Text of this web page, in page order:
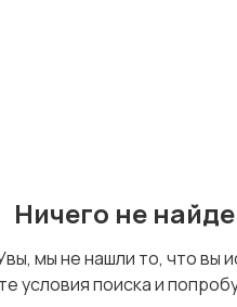
Ничего не
мы не нашли то, что вы
условия поиска и